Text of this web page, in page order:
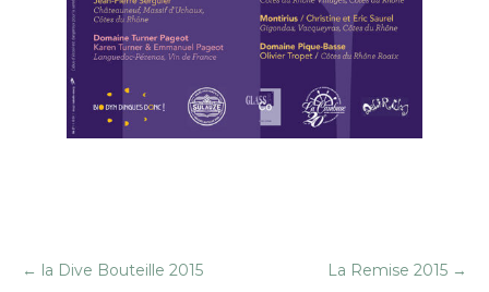
← la Dive Bouteille 2015 La Remise 2015 →